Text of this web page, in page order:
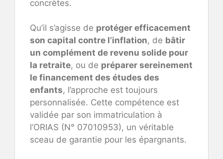
concrètes.
Qu’il s’agisse de protéger efficacement
son capital contre l’inflation, de bâtir
un complément de revenu solide pour
la retraite, ou de préparer sereinement
le financement des études des
enfants, l’approche est toujours
personnalisée. Cette compétence est
validée par son immatriculation à
l’ORIAS (N° 07010953), un véritable
sceau de garantie pour les épargnants.